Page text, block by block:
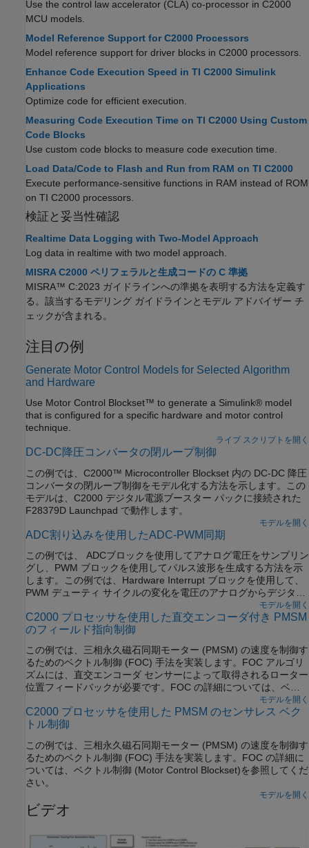
Use the control law accelerator (CLA) co-processor in C2000
MCU models.
Model Reference Support for C2000 Processors
Model reference support for driver blocks in C2000 processors.
Enhance Code Execution Speed in TI C2000 Simulink
Applications
Optimize code for efficient execution.
Measuring Code Execution Time on TI C2000 Using Custom
Code Blocks
Use custom code blocks to measure code execution time.
Load Data/Code to Flash and Run from RAM on TI C2000
Execute performance-sensitive functions in RAM instead of ROM
on TI C2000 processors.
検証と妥当性確認
Realtime Data Logging with Two-Model Approach
Log data in realtime with two model approach.
MISRA C2000 ペリフェラルと生成コードの C 準拠
MISRA™ C:2023 ガイドラインへの準拠を表明する方法を定義す
る。該当するモデリング ガイドラインとモデル アドバイザー チ
ェックが含まれる。
注目の例
Generate Motor Control Models for Selected Algorithm
and Hardware
Use Motor Control Blockset™ to generate a Simulink® model
that is configured for a specific hardware and motor control
technique.
ライブ スクリプトを開く
DC-DC降圧コンバータの閉ループ制御
この例では、C2000™ Microcontroller Blockset 内の DC-DC 降圧
コンバータの閉ループ制御をモデル化する方法を示します。この
モデルは、C2000 デジタル電源ブースター パックに接続された
F28379D Launchpad で動作します。
モデルを開く
ADC割り込みを使用したADC-PWM同期
この例では、 ADCブロックを使用してアナログ電圧をサンプリン
グし、PWM ブロックを使用してパルス波形を生成する方法を示
します。この例では、Hardware Interrupt ブロックを使用して、
PWM デューティ サイクルの変化を電圧のアナログからデジタル
への変換と同期させる方法も示します。生成されたコードでは、
ADC入力の電圧の変化によって PWM 出力のデューティ サイクル
が変化します。PWM波形の周期は一定のままです。
モデルを開く
C2000 プロセッサを使用した直交エンコーダ付き PMSM
のフィールド指向制御
この例では、三相永久磁石同期モーター (PMSM) の速度を制御す
るためのベクトル制御 (FOC) 手法を実装します。FOC アルゴリ
ズムには、直交エンコーダ センサーによって取得されるローター
位置フィードバックが必要です。FOC の詳細については、ベク
トル制御 (Motor Control Blockset)を参照してください。モデルを開く
C2000 プロセッサを使用した PMSM のセンサレス ベク
トル制御
この例では、三相永久磁石同期モーター (PMSM) の速度を制御す
るためのベクトル制御 (FOC) 手法を実装します。FOC の詳細に
ついては、ベクトル制御 (Motor Control Blockset)を参照してくだ
さい。
モデルを開く
ビデオ